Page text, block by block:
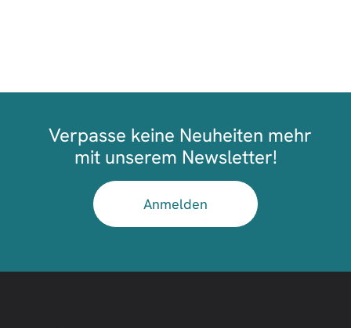
Verpasse keine Neuheiten mehr
mit unserem Newsletter!
Anmelden